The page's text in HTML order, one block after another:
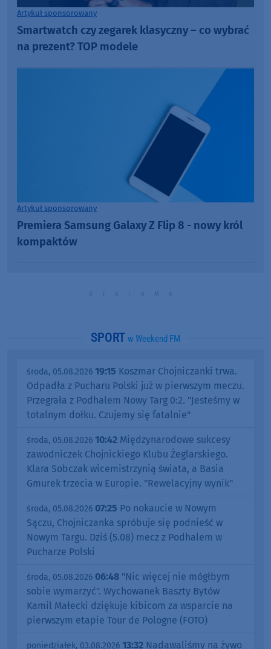
Artykuł sponsorowany
Smartwatch czy zegarek klasyczny – co wybrać
na prezent? TOP modele
Artykuł sponsorowany
Premiera Samsung Galaxy Z Flip 8 - nowy król
kompaktów
SPORT w Weekend FM
środa, 05.08.2026 19:15 Koszmar Chojniczanki trwa.
Odpadła z Pucharu Polski już w pierwszym meczu.
Przegrała z Podhalem Nowy Targ 0:2. "Jesteśmy w
totalnym dołku. Czujemy się fatalnie"
środa, 05.08.2026 10:42 Międzynarodowe sukcesy
zawodniczek Chojnickiego Klubu Żeglarskiego.
Klara Sobczak wicemistrzynią świata, a Basia
Gmurek trzecia w Europie. "Rewelacyjny wynik"
środa, 05.08.2026 07:25 Po nokaucie w Nowym
Sączu, Chojniczanka spróbuje się podnieść w
Nowym Targu. Dziś (5.08) mecz z Podhalem w
Pucharze Polski
środa, 05.08.2026 06:48 "Nic więcej nie mógłbym
sobie wymarzyć". Wychowanek Baszty Bytów
Kamil Małecki dziękuje kibicom za wsparcie na
pierwszym etapie Tour de Pologne (FOTO)
poniedziałek, 03.08.2026 13:32 Nadawaliśmy na żywo